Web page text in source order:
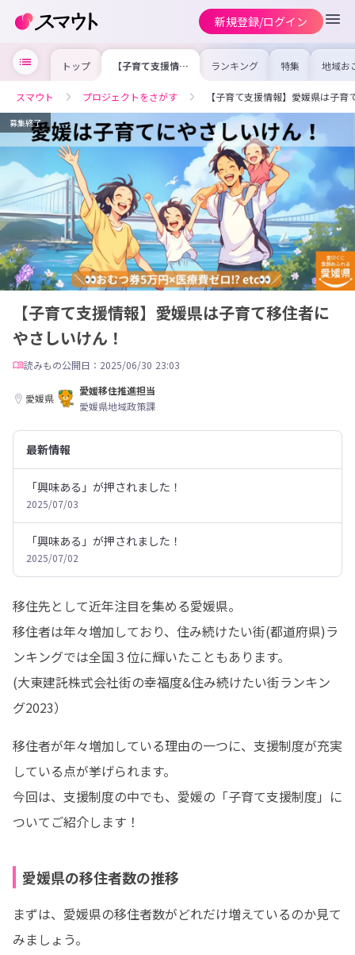
新規登録/ログイン
トップ 【子育て支援情
報】愛媛県は子育
いけん！
ランキング 特集 地域お
の求
を集め
事内容
を比較
合った
スマウト プロジェクトをさがす 【子育て支援情報】愛媛県は子
募集終了
【子育て支援情報】愛媛県は子育て移住者に
やさしいけん！
読みもの公開日：2025/06/30 23:03
愛媛県
愛媛移住推進担当
愛媛県地域政策課
最新情報
「興味ある」が押されました！
2025/07/03
「興味ある」が押されました！
2025/07/02
移住先として近年注目を集める愛媛県。
移住者は年々増加しており、住み続けたい街(都道府県)ラ
ンキングでは全国３位に輝いたこともあります。
(大東建託株式会社街の幸福度&住み続けたい街ランキン
グ2023）
移住者が年々増加している理由の一つに、支援制度が充実
している点が挙げられます。
今回は、支援制度の中でも、愛媛の「子育て支援制度」に
ついてご紹介します！
愛媛県の移住者数の推移
まずは、愛媛県の移住者数がどれだけ増えているのか見て
みましょう。